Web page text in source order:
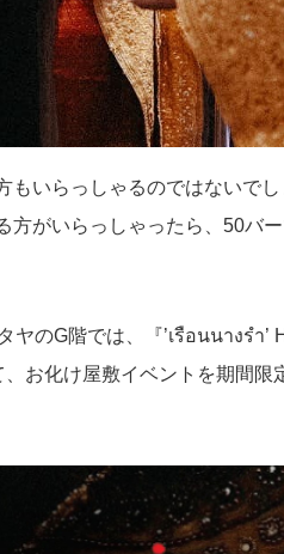
いらっしゃるのではないでし
方がいらっしゃったら、50バ
のG階では、『’เรือนนางรำ’
お化け屋敷イベントを期間限